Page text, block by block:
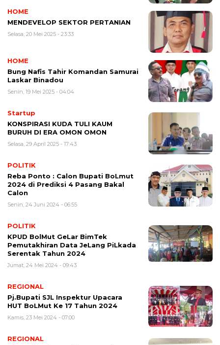
HOME
MENDEVELOP SEKTOR PERTANIAN
Selasa, 20 Mei 2025 - 23:33
HOME
Bung Nafis Tahir Komandan Samurai
Laskar Binadou
Senin, 19 Mei 2025 - 04:04
Startup
KONSPIRASI KUDA TULI KAUM
BURUH DI ERA OMON OMON
Selasa, 29 April 2025 - 17:43
POLITIK
Reba Ponto : Calon Bupati BoLmut
2024 di Prediksi 4 Pasang Bakal
Calon
Senin, 24 Juni 2024 - 06:55
POLITIK
KPUD BolMut GeLar BimTek
Pemutakhiran Data JeLang PiLkada
Serentak Tahun 2024
Jumat, 24 Mei 2024 - 09:43
REGIONAL
Pj.Bupati SJL Inspektur Upacara
HUT BoLMut Ke 17 Tahun 2024
Kamis, 23 Mei 2024 - 07:00
REGIONAL